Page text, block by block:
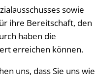
sowie
ihre Bereitschaft, den
haben die
erreichen können.
uns, dass Sie uns wie